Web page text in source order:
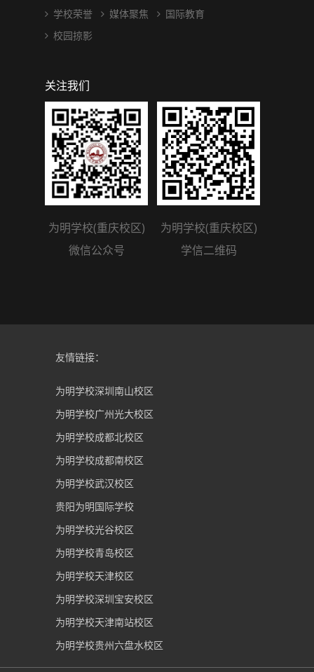
学校荣誉
校园掠影
媒体聚焦
国际教育
关注我们
为明学校(重庆校区)
微信公众号
为明学校(重庆校区)
学信二维码
友情链接：
为明学校深圳南山校区
为明学校广州光大校区
为明学校成都北校区
为明学校成都南校区
为明学校武汉校区
贵阳为明国际学校
为明学校光谷校区
为明学校青岛校区
为明学校天津校区
为明学校深圳宝安校区
为明学校天津南站校区
为明学校贵州六盘水校区